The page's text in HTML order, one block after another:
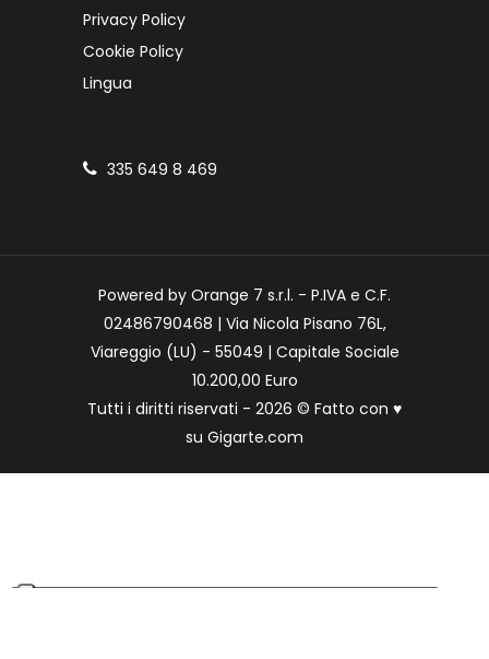
Privacy Policy
Cookie Policy
Lingua
335 649 8 469
Powered by Orange 7 s.r.l. - P.IVA e C.F.
02486790468 | Via Nicola Pisano 76L,
Viareggio (LU) - 55049 | Capitale Sociale
10.200,00 Euro
Tutti i diritti riservati - 2026 © Fatto con ♥
su Gigarte.com